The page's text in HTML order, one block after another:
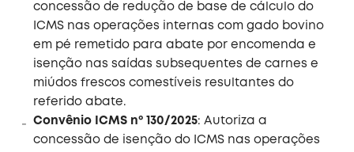
concessão de redução de base de cálculo do
ICMS nas operações internas com gado bovino
em pé remetido para abate por encomenda e
isenção nas saídas subsequentes de carnes e
miúdos frescos comestíveis resultantes do
referido abate.
Convênio ICMS nº 130/2025: Autoriza a
concessão de isenção do ICMS nas operações